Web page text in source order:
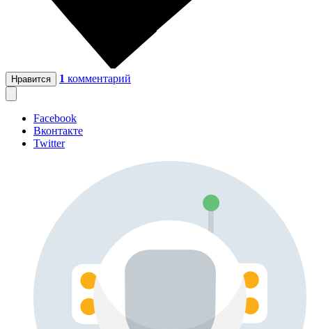
Нравится 1 комментарий
Facebook
Вконтакте
Twitter